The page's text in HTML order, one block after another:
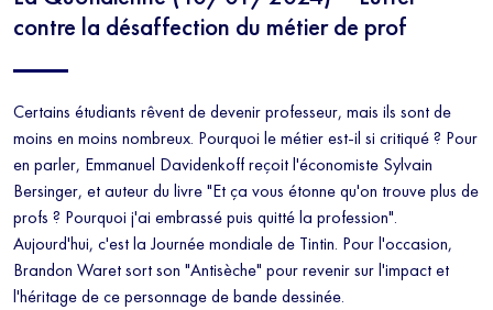
contre la désaffection du métier de prof
Certains étudiants rêvent de devenir professeur, mais ils sont de
moins en moins nombreux. Pourquoi le métier est-il si critiqué ? Pour
en parler, Emmanuel Davidenkoff reçoit l'économiste Sylvain
Bersinger, et auteur du livre "Et ça vous étonne qu'on trouve plus de
profs ? Pourquoi j'ai embrassé puis quitté la profession".
Aujourd'hui, c'est la Journée mondiale de Tintin. Pour l'occasion,
Brandon Waret sort son "Antisèche" pour revenir sur l'impact et
l'héritage de ce personnage de bande dessinée.